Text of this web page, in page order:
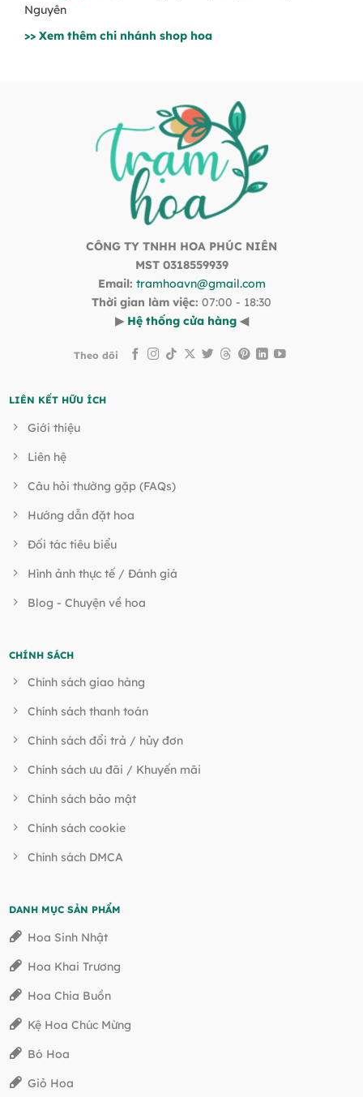
Nguyên
>> Xem thêm chi nhánh shop hoa
CÔNG TY TNHH HOA PHÚC NIÊN
MST 0318559939
Email: tramhoavn@gmail.com
Thời gian làm việc: 07:00 - 18:30
▶ Hệ thống cửa hàng ◀
Theo dõi
LIÊN KẾT HỮU ÍCH
Giới thiệu
Liên hệ
Câu hỏi thường gặp (FAQs)
Hướng dẫn đặt hoa
Đối tác tiêu biểu
Hình ảnh thực tế / Đánh giá
Blog - Chuyện về hoa
CHÍNH SÁCH
Chính sách giao hàng
Chính sách thanh toán
Chính sách đổi trả / hủy đơn
Chính sách ưu đãi / Khuyến mãi
Chính sách bảo mật
Chính sách cookie
Chính sách DMCA
DANH MỤC SẢN PHẨM
Hoa Sinh Nhật
Hoa Khai Trương
Hoa Chia Buồn
Kệ Hoa Chúc Mừng
Bó Hoa
Giỏ Hoa